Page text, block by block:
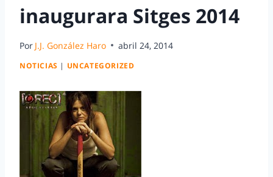
inaugurara Sitges 2014
Por J.J. González Haro abril 24, 2014
NOTICIAS | UNCATEGORIZED